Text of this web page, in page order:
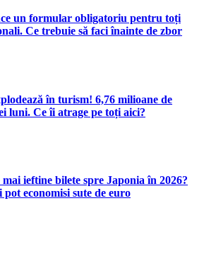
un formular obligatoriu pentru toți
Ce trebuie să faci înainte de zbor
în turism! 6,76 milioane de
luni. Ce îi atrage pe toți aici?
mai ieftine bilete spre Japonia în 2026?
economisi sute de euro